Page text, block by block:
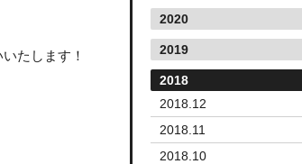
たします！
2020
2019
2018
2018.12
2018.11
2018.10